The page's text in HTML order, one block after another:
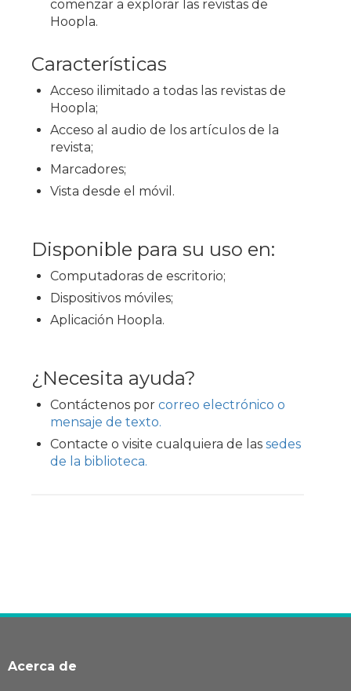
comenzar a explorar las revistas de
Hoopla.
Características
Acceso ilimitado a todas las revistas de
Hoopla;
Acceso al audio de los artículos de la
revista;
Marcadores;
Vista desde el móvil.
Disponible para su uso en:
Computadoras de escritorio;
Dispositivos móviles;
Aplicación Hoopla.
¿Necesita ayuda?
Contáctenos por correo electrónico o
mensaje de texto.
Contacte o visite cualquiera de las sedes
de la biblioteca.
Acerca de